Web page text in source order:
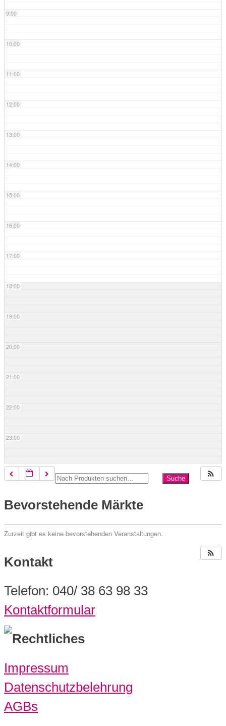
9:00
10:00
11:00
12:00
13:00
14:00
15:00
16:00
17:00
18:00
19:00
20:00
21:00
22:00
23:00
Bevorstehende Märkte
Zurzeit gibt es keine bevorstehenden Veranstaltungen.
Kontakt
Telefon: 040/ 38 63 98 33
Kontaktformular
Rechtliches
Impressum
Datenschutzbelehrung
AGBs